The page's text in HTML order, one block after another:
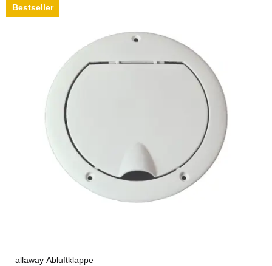
Bestseller
allaway Abluftklappe